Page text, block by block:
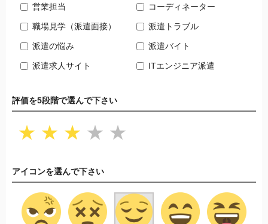
営業担当 コーディネーター
職場見学（派遣面接） 派遣トラブル
派遣の悩み 派遣バイト
派遣求人サイト ITエンジニア派遣
評価を5段階で選んで下さい
★ ★ ★ ★ ★
アイコンを選んで下さい